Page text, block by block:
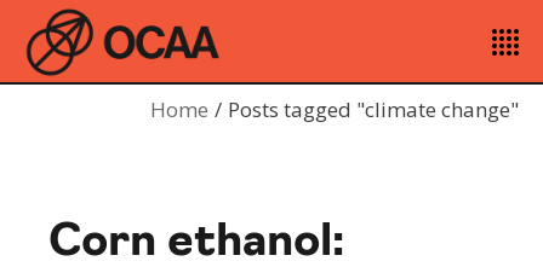
Home Posts tagged "climate change"
Corn ethanol: